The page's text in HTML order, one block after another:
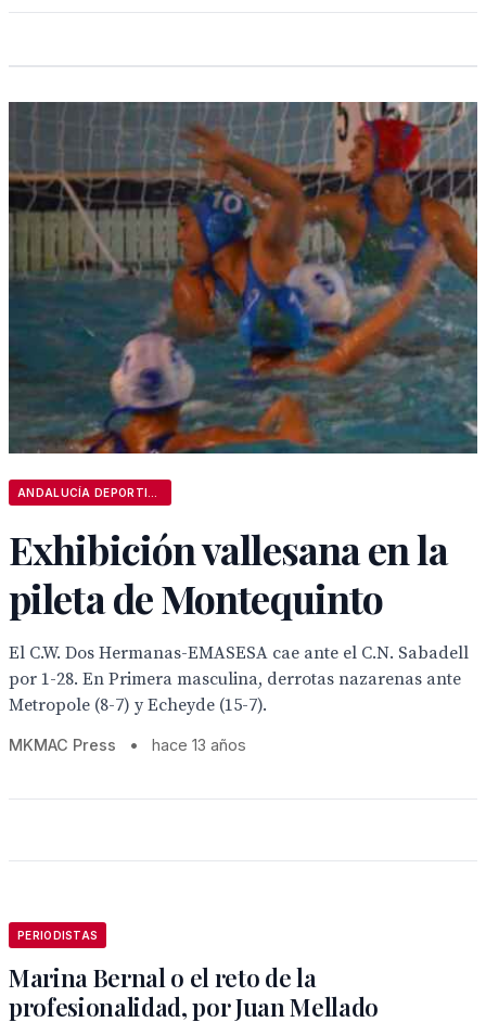
Exhibición vallesana en la
pileta de Montequinto
El C.W. Dos Hermanas-EMASESA cae ante el C.N. Sabadell
por 1-28. En Primera masculina, derrotas nazarenas ante
Metropole (8-7) y Echeyde (15-7).
MKMAC Press • hace 13 años
PERIODISTAS
Marina Bernal o el reto de la
profesionalidad, por Juan Mellado